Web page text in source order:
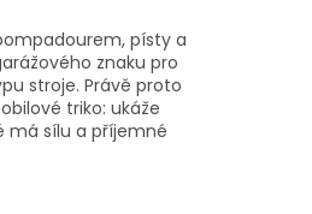
písty a
znaku pro
stroje. Právě proto
triko: ukáže
má sílu a příjemné